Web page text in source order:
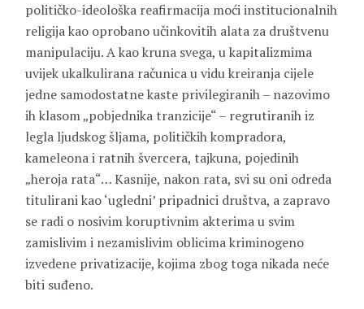
političko-ideološka reafirmacija moći institucionalnih
religija kao oprobano učinkovitih alata za društvenu
manipulaciju. A kao kruna svega, u kapitalizmima
uvijek ukalkulirana računica u vidu kreiranja cijele
jedne samodostatne kaste privilegiranih – nazovimo
ih klasom „pobjednika tranzicije“ – regrutiranih iz
legla ljudskog šljama, političkih kompradora,
kameleona i ratnih švercera, tajkuna, pojedinih
„heroja rata“… Kasnije, nakon rata, svi su oni odreda
titulirani kao ‘ugledni’ pripadnici društva, a zapravo
se radi o nosivim koruptivnim akterima u svim
zamislivim i nezamislivim oblicima kriminogeno
izvedene privatizacije, kojima zbog toga nikada neće
biti suđeno.